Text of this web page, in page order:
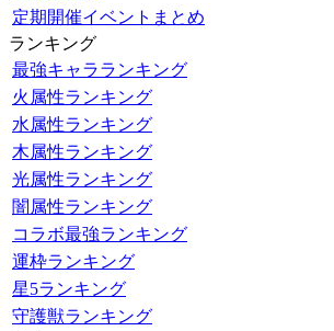
定期開催イベントまとめ
ランキング
最強キャラランキング
火属性ランキング
水属性ランキング
木属性ランキング
光属性ランキング
闇属性ランキング
コラボ最強ランキング
運枠ランキング
星5ランキング
守護獣ランキング